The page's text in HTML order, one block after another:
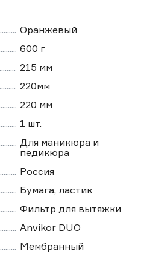
Оранжевый
600 г
215 мм
220мм
220 мм
1 шт.
Для маникюра и
педикюра
Россия
Бумага, ластик
Фильтр для вытяжки
Anvikor DUO
Мембранный